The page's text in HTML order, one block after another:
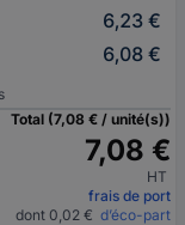
6,23 €
6,08 €
Total (7,08 € / unité(s))
7,08 €
HT
frais de port
dont 0,02 € d’éco-part